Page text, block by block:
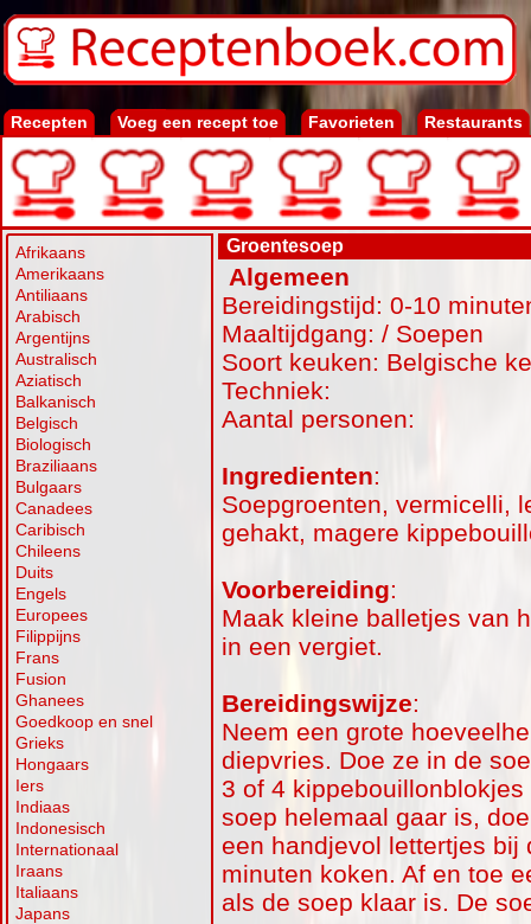
Recepten Voeg een recept toe Favorieten Restaurants
Afrikaans
Amerikaans
Antiliaans
Arabisch
Argentijns
Australisch
Aziatisch
Balkanisch
Belgisch
Biologisch
Braziliaans
Bulgaars
Canadees
Caribisch
Chileens
Duits
Engels
Europees
Filippijns
Frans
Fusion
Ghanees
Goedkoop en snel
Grieks
Hongaars
Iers
Indiaas
Indonesisch
Internationaal
Iraans
Italiaans
Japans
Groentesoep
Algemeen
Bereidingstijd: 0-10
Maaltijdgang: / Soepen
Soort keuken: Belgische
Techniek:
Aantal personen:
Ingredienten:
Soepgroenten, vermicelli,
gehakt, magere
Voorbereiding:
Maak kleine balletjes van
in een vergiet.
Bereidingswijze:
Neem een grote
diepvries. Doe ze in de
3 of 4
soep helemaal gaar is,
een handjevol lettertjes bij
minuten koken. Af en toe
als de soep klaar is. De